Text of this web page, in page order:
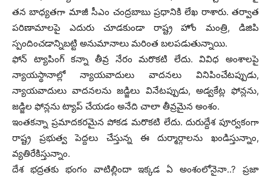
తన బాధ్యతగా మాజీ సీఎం చంద్రబాబు ప్రధానికి లేఖ రాశారు. తర్వాత
పరిణామాలపై ఎదురు చూడకుండా రాష్ట్ర హోం మంత్రి, డిజిపి
స్పందించడాన్నిబట్టి అనుమానాలు మరింత బలపడుతున్నాయి.
ఫోన్ ట్యాపింగ్ కన్నా తీవ్ర నేరం మరొకటి లేదు. వివిధ అంశాలపై
న్యాయస్థానాల్లో న్యాయవాదులు వాదనలు వినిపించేటప్పుడు,
న్యాయవాదులు వాదనలను జడ్జిలు వినేటప్పుడు, అడ్వకేట్ల ఫోన్లను,
జడ్జిల ఫోన్లను ట్యాప్ చేయడం అనేది చాలా తీవ్రమైన అంశం.
ఇంతకన్నా ప్రమాదకరమైన పోకడ మరొకటి లేదు. దురుద్దేశ పూర్వకంగా
రాష్ట్ర ప్రభుత్వ పెద్దలు చేస్తున్న ఈ దుర్మార్గాలను ఖండిస్తున్నాం,
వ్యతిరేకిస్తున్నాం.
దేశ భద్రతకు భంగం వాటిల్లిందా ఇక్కడ ఏ అంశంలోనైనా..? ప్రజా